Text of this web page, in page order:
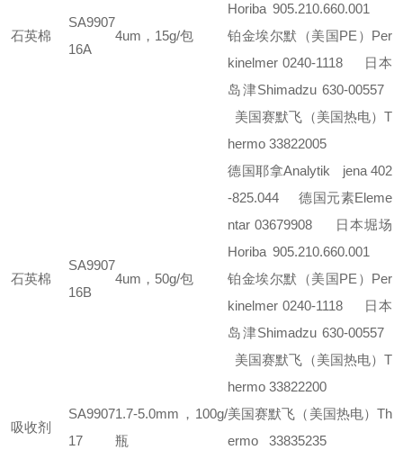
石英棉
SA9907
16A
4um，15g/包
Horiba 905.210.660.001
铂金埃尔默（美国PE）Per
kinelmer 0240-1118日本
岛津Shimadzu 630-00557
美国赛默飞（美国热电）T
hermo 33822005
石英棉
SA9907
16B
4um，50g/包
德国耶拿Analytik jena 402
-825.044 德国元素Eleme
ntar 03679908 日本堀场
Horiba 905.210.660.001
铂金埃尔默（美国PE）Per
kinelmer 0240-1118日本
岛津Shimadzu 630-00557
美国赛默飞（美国热电）T
hermo 33822200
吸收剂
SA9907
17
1.7-5.0mm，100g/
瓶
美国赛默飞（美国热电）Th
ermo 33835235